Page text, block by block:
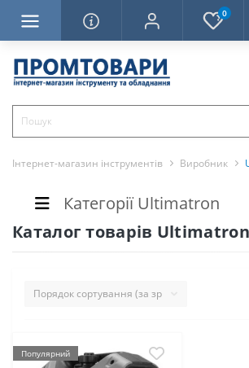
0
Інтернет-магазин інструментів Виробник
Категорії Ultimatron
Каталог товарів Ultimatron
Популярний